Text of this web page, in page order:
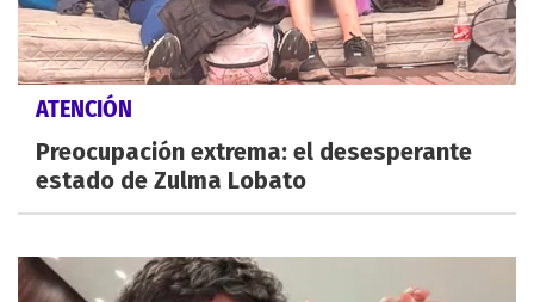
ATENCIÓN
Preocupación extrema: el desesperante
estado de Zulma Lobato